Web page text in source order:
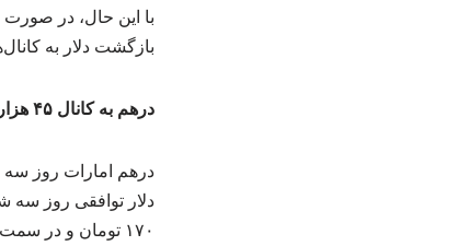
با این حال، در
بازگشت دلار به
درهم به کانال ۴۵ هزار تومانی صعود کرد
۱۷۰ تومان و در سمت خرید ۱۳۴ هزار و ۹۴۵ تومان اعلام شد.